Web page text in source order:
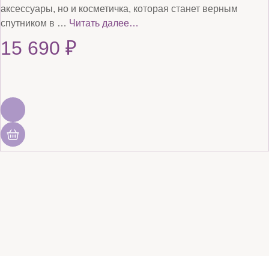
аксессуары, но и косметичка, которая станет верным
спутником в … Читать далее…
15 690 ₽